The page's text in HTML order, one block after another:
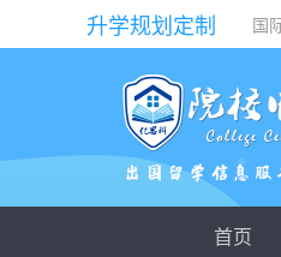
升学规划定制 国
首页